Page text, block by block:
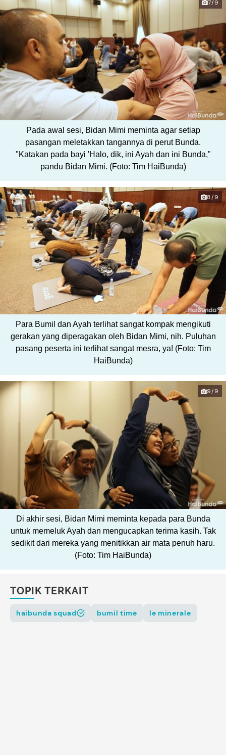
7/9
Pada awal sesi, Bidan Mimi meminta agar setiap
pasangan meletakkan tangannya di perut Bunda.
"Katakan pada bayi 'Halo, dik, ini Ayah dan ini Bunda,"
pandu Bidan Mimi. (Foto: Tim HaiBunda)
8/9
Para Bumil dan Ayah terlihat sangat kompak mengikuti
gerakan yang diperagakan oleh Bidan Mimi, nih. Puluhan
pasang peserta ini terlihat sangat mesra, ya! (Foto: Tim
HaiBunda)
9/9
Di akhir sesi, Bidan Mimi meminta kepada para Bunda
untuk memeluk Ayah dan mengucapkan terima kasih. Tak
sedikit dari mereka yang menitikkan air mata penuh haru.
(Foto: Tim HaiBunda)
TOPIK TERKAIT
haibunda squad bumil time le minerale